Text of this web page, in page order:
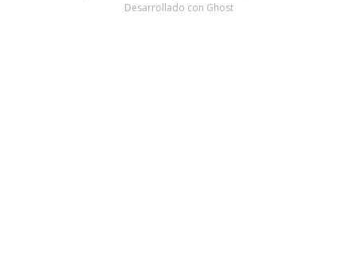
Desarrollado con Ghost